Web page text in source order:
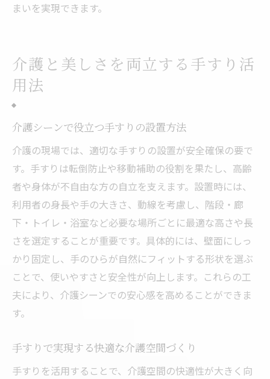
まいを実現できます。
介護と美しさを両立する手すり活
用法
介護シーンで役立つ手すりの設置方法
介護の現場では、適切な手すりの設置が安全確保の要で
す。手すりは転倒防止や移動補助の役割を果たし、高齢
者や身体が不自由な方の自立を支えます。設置時には、
利用者の身長や手の大きさ、動線を考慮し、階段・廊
下・トイレ・浴室など必要な場所ごとに最適な高さや長
さを選定することが重要です。具体的には、壁面にしっ
かり固定し、手のひらが自然にフィットする形状を選ぶ
ことで、使いやすさと安全性が向上します。これらの工
夫により、介護シーンでの安心感を高めることができま
す。
手すりで実現する快適な介護空間づくり
手すりを活用することで、介護空間の快適性が大きく向